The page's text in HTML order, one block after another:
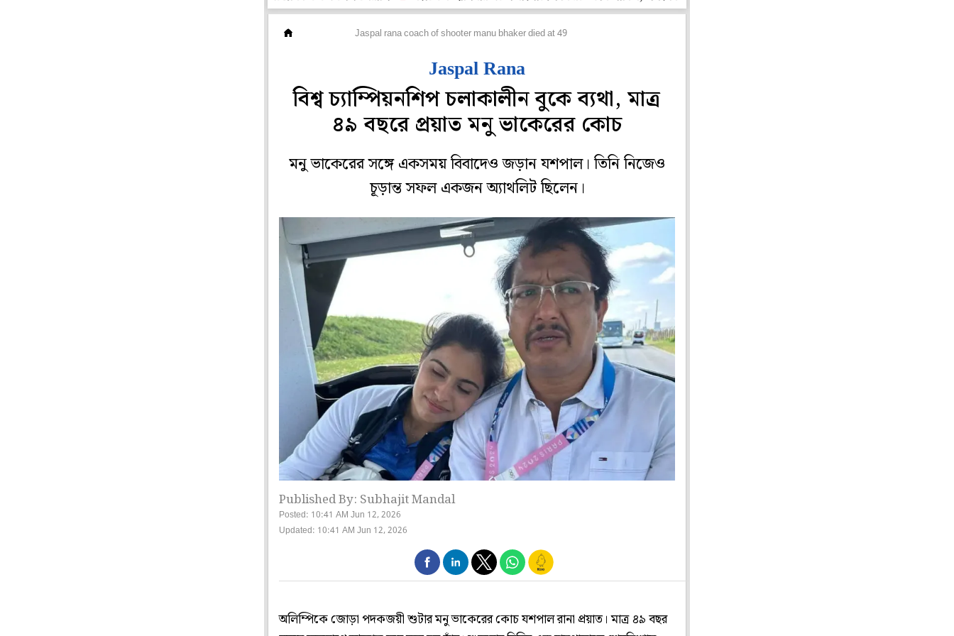
Jaspal rana coach of shooter manu bhaker died at 49
Jaspal Rana
বিশ্ব চ্যাম্পিয়নশিপ চলাকালীন বুকে ব্যথা, মাত্র
৪৯ বছরে প্রয়াত মনু ভাকেরের কোচ
মনু ভাকেরের সঙ্গে একসময় বিবাদেও জড়ান যশপাল। তিনি নিজেও
চূড়ান্ত সফল একজন অ্যাথলিট ছিলেন।
Published By: Subhajit Mandal
Posted: 10:41 AM Jun 12, 2026
Updated: 10:41 AM Jun 12, 2026
অলিম্পিকে জোড়া পদকজয়ী শুটার মনু ভাকেরের কোচ যশপাল রানা প্রয়াত। মাত্র ৪৯ বছর